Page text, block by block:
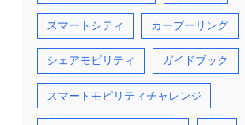
スマートシティ カープーリング
シェアモビリティ ガイドブック
スマートモビリティチャレンジ